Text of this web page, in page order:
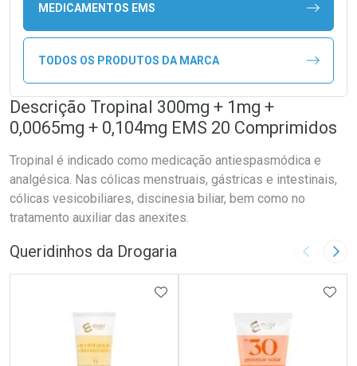
MEDICAMENTOS EMS
TODOS OS PRODUTOS DA MARCA
Descrição Tropinal 300mg + 1mg +
0,0065mg + 0,104mg EMS 20 Comprimidos
Tropinal é indicado como medicação antiespasmódica e
analgésica. Nas cólicas menstruais, gástricas e intestinais,
cólicas vesicobiliares, discinesia biliar, bem como no
tratamento auxiliar das anexites.
Queridinhos da Drogaria Imagem
ADICIONAR AOS FAVORITOS